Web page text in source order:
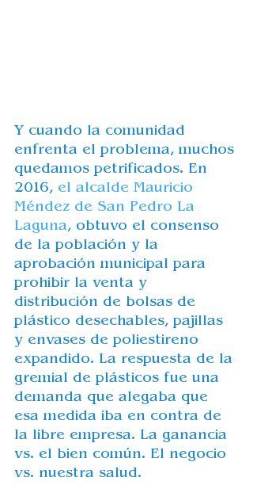
Y cuando la comunidad
enfrenta el problema, muchos
quedamos petrificados. En
2016, el alcalde Mauricio
Méndez de San Pedro La
Laguna, obtuvo el consenso
de la población y la
aprobación municipal para
prohibir la venta y
distribución de bolsas de
plástico desechables, pajillas
y envases de poliestireno
expandido. La respuesta de la
gremial de plásticos fue una
demanda que alegaba que
esa medida iba en contra de
la libre empresa. La ganancia
vs. el bien común. El negocio
vs. nuestra salud.